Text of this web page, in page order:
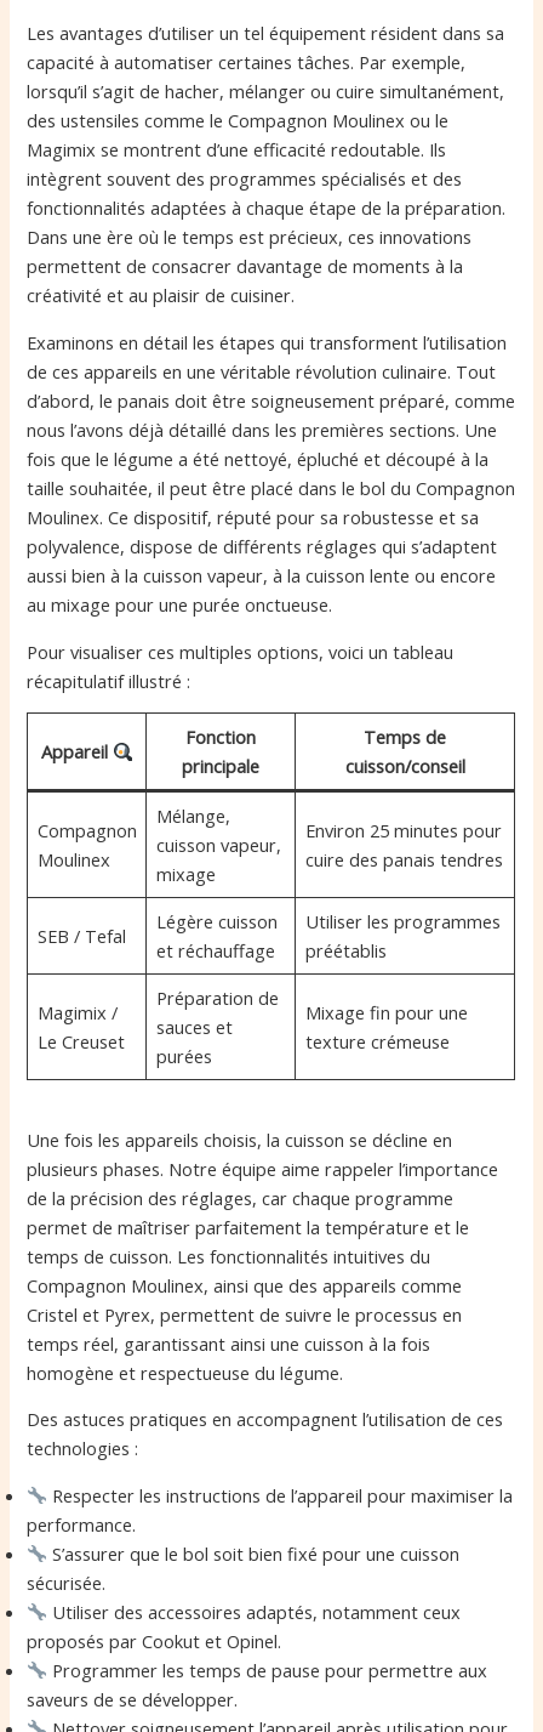
Les avantages d’utiliser un tel équipement résident dans sa
capacité à automatiser certaines tâches. Par exemple,
lorsqu’il s’agit de hacher, mélanger ou cuire simultanément,
des ustensiles comme le Compagnon Moulinex ou le
Magimix se montrent d’une efficacité redoutable. Ils
intègrent souvent des programmes spécialisés et des
fonctionnalités adaptées à chaque étape de la préparation.
Dans une ère où le temps est précieux, ces innovations
permettent de consacrer davantage de moments à la
créativité et au plaisir de cuisiner.
Examinons en détail les étapes qui transforment l’utilisation
de ces appareils en une véritable révolution culinaire. Tout
d’abord, le panais doit être soigneusement préparé, comme
nous l’avons déjà détaillé dans les premières sections. Une
fois que le légume a été nettoyé, épluché et découpé à la
taille souhaitée, il peut être placé dans le bol du Compagnon
Moulinex. Ce dispositif, réputé pour sa robustesse et sa
polyvalence, dispose de différents réglages qui s’adaptent
aussi bien à la cuisson vapeur, à la cuisson lente ou encore
au mixage pour une purée onctueuse.
Pour visualiser ces multiples options, voici un tableau
récapitulatif illustré :
Appareil
Fonction
principale
Temps de
cuisson/conseil
Compagnon
Moulinex
Mélange,
cuisson vapeur,
mixage
Environ 25 minutes pour
cuire des panais tendres
SEB / Tefal
Légère cuisson
et réchauffage
Utiliser les programmes
préétablis
Magimix /
Le Creuset
Préparation de
sauces et
purées
Mixage fin pour une
texture crémeuse
Une fois les appareils choisis, la cuisson se décline en
plusieurs phases. Notre équipe aime rappeler l’importance
de la précision des réglages, car chaque programme
permet de maîtriser parfaitement la température et le
temps de cuisson. Les fonctionnalités intuitives du
Compagnon Moulinex, ainsi que des appareils comme
Cristel et Pyrex, permettent de suivre le processus en
temps réel, garantissant ainsi une cuisson à la fois
homogène et respectueuse du légume.
Des astuces pratiques en accompagnent l’utilisation de ces
technologies :
Respecter les instructions de l’appareil pour maximiser la
performance.
S’assurer que le bol soit bien fixé pour une cuisson
sécurisée.
Utiliser des accessoires adaptés, notamment ceux
proposés par Cookut et Opinel.
Programmer les temps de pause pour permettre aux
saveurs de se développer.